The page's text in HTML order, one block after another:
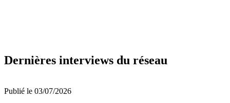
Dernières interviews du réseau
Publié le 03/07/2026